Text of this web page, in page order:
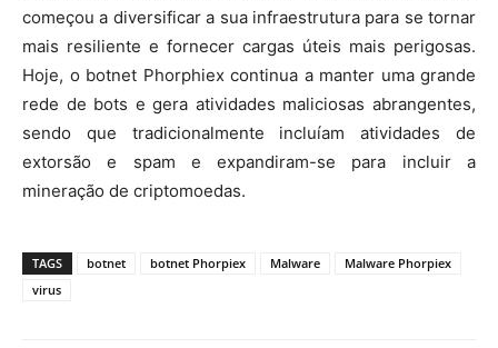
começou a diversificar a sua infraestrutura para se tornar
mais resiliente e fornecer cargas úteis mais perigosas.
Hoje, o botnet Phorphiex continua a manter uma grande
rede de bots e gera atividades maliciosas abrangentes,
sendo que tradicionalmente incluíam atividades de
extorsão e spam e expandiram-se para incluir a
mineração de criptomoedas.
TAGS botnet botnet Phorpiex Malware
Malware Phorpiex
virus